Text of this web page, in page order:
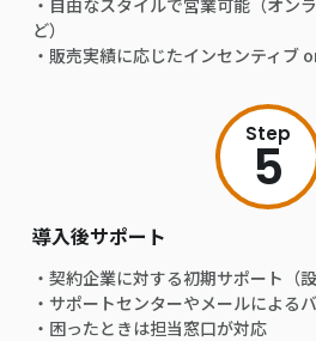
・自由なスタイルで営業可能（オン
ど）
・販売実績に応じたインセンティブ
Step
5
導入後サポート
・契約企業に対する初期サポート（
・サポートセンターやメールによる
・困ったときは担当窓口が対応